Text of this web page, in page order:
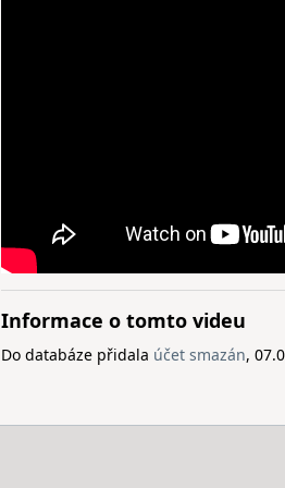
Informace o tomto videu
Do databáze přidala účet smazán,